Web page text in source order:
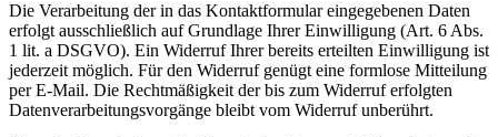
Die Verarbeitung der in das Kontaktformular eingegebenen Daten
erfolgt ausschließlich auf Grundlage Ihrer Einwilligung (Art. 6 Abs.
1 lit. a DSGVO). Ein Widerruf Ihrer bereits erteilten Einwilligung ist
jederzeit möglich. Für den Widerruf genügt eine formlose Mitteilung
per E-Mail. Die Rechtmäßigkeit der bis zum Widerruf erfolgten
Datenverarbeitungsvorgänge bleibt vom Widerruf unberührt.